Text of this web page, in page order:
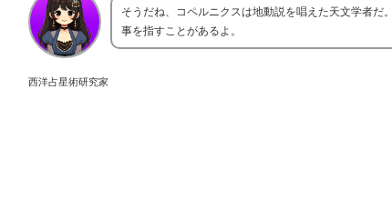
西洋占星術研究家
そうだね、コペルニクスは地動説を唱えた天文学者
事を指すことがあるよ。